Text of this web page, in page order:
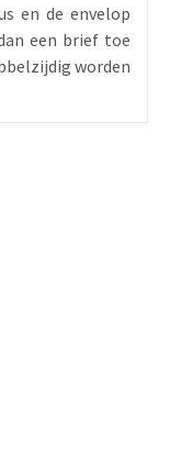
en de envelop
een brief toe
worden